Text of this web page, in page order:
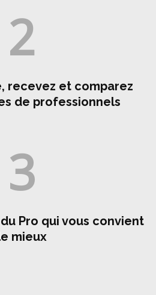
2
recevez et comparez
de professionnels
3
Pro qui vous convient
mieux